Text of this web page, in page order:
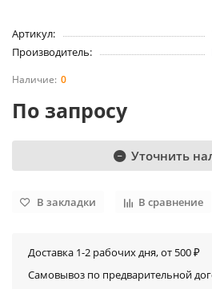
Артикул:
Производитель:
0
По запросу
Уточнить
В закладки В сравнение
Доставка 1-2 рабочих дня, от 500 ₽
Самовывоз по предварительной